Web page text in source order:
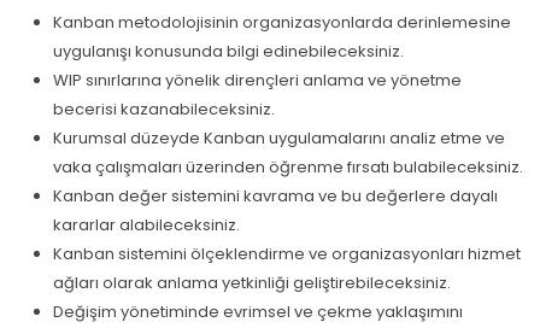
Kanban metodolojisinin organizasyonlarda derinlemesine
uygulanışı konusunda bilgi edinebileceksiniz.
WIP sınırlarına yönelik dirençleri anlama ve yönetme
becerisi kazanabileceksiniz.
Kurumsal düzeyde Kanban uygulamalarını analiz etme ve
vaka çalışmaları üzerinden öğrenme fırsatı bulabileceksiniz.
Kanban değer sistemini kavrama ve bu değerlere dayalı
kararlar alabileceksiniz.
Kanban sistemini ölçeklendirme ve organizasyonları hizmet
ağları olarak anlama yetkinliği geliştirebileceksiniz.
Değişim yönetiminde evrimsel ve çekme yaklaşımını